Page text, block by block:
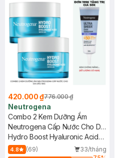
420.000 ₫776.000 ₫
Neutrogena
Combo 2 Kem Dưỡng Ẩm
Neutrogena Cấp Nước Cho Da
Dầu 50g
Hydro Boost Hyaluronic Acid
Water Gel
4.8 (69)
33/tháng